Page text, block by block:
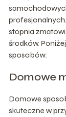
stopnia
środków.
sposobów:
Domowe
Domowe
skuteczne w